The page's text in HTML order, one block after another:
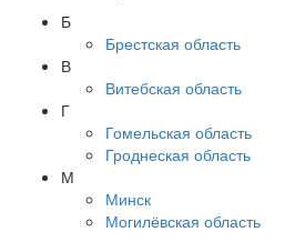
Б
Брестская область
В
Витебская область
Г
Гомельская область
Гроднеская область
М
Минск
Могилёвская область